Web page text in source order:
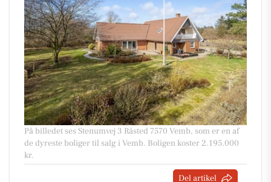
På billedet ses Stenumvej 3 Råsted 7570 Vemb, som er en af
de dyreste boliger til salg i Vemb. Boligen koster 2.195.000
kr.
Del artikel